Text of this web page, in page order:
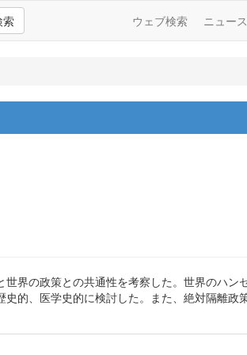
索 ウェブ検索 ニュー
界の政策との共通性を考察した。世界のハン
的、医学史的に検討した。また、絶対隔離政